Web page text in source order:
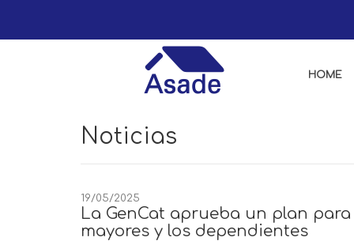
HOME
Noticias
19/05/2025
La GenCat aprueba un plan
mayores y los dependientes